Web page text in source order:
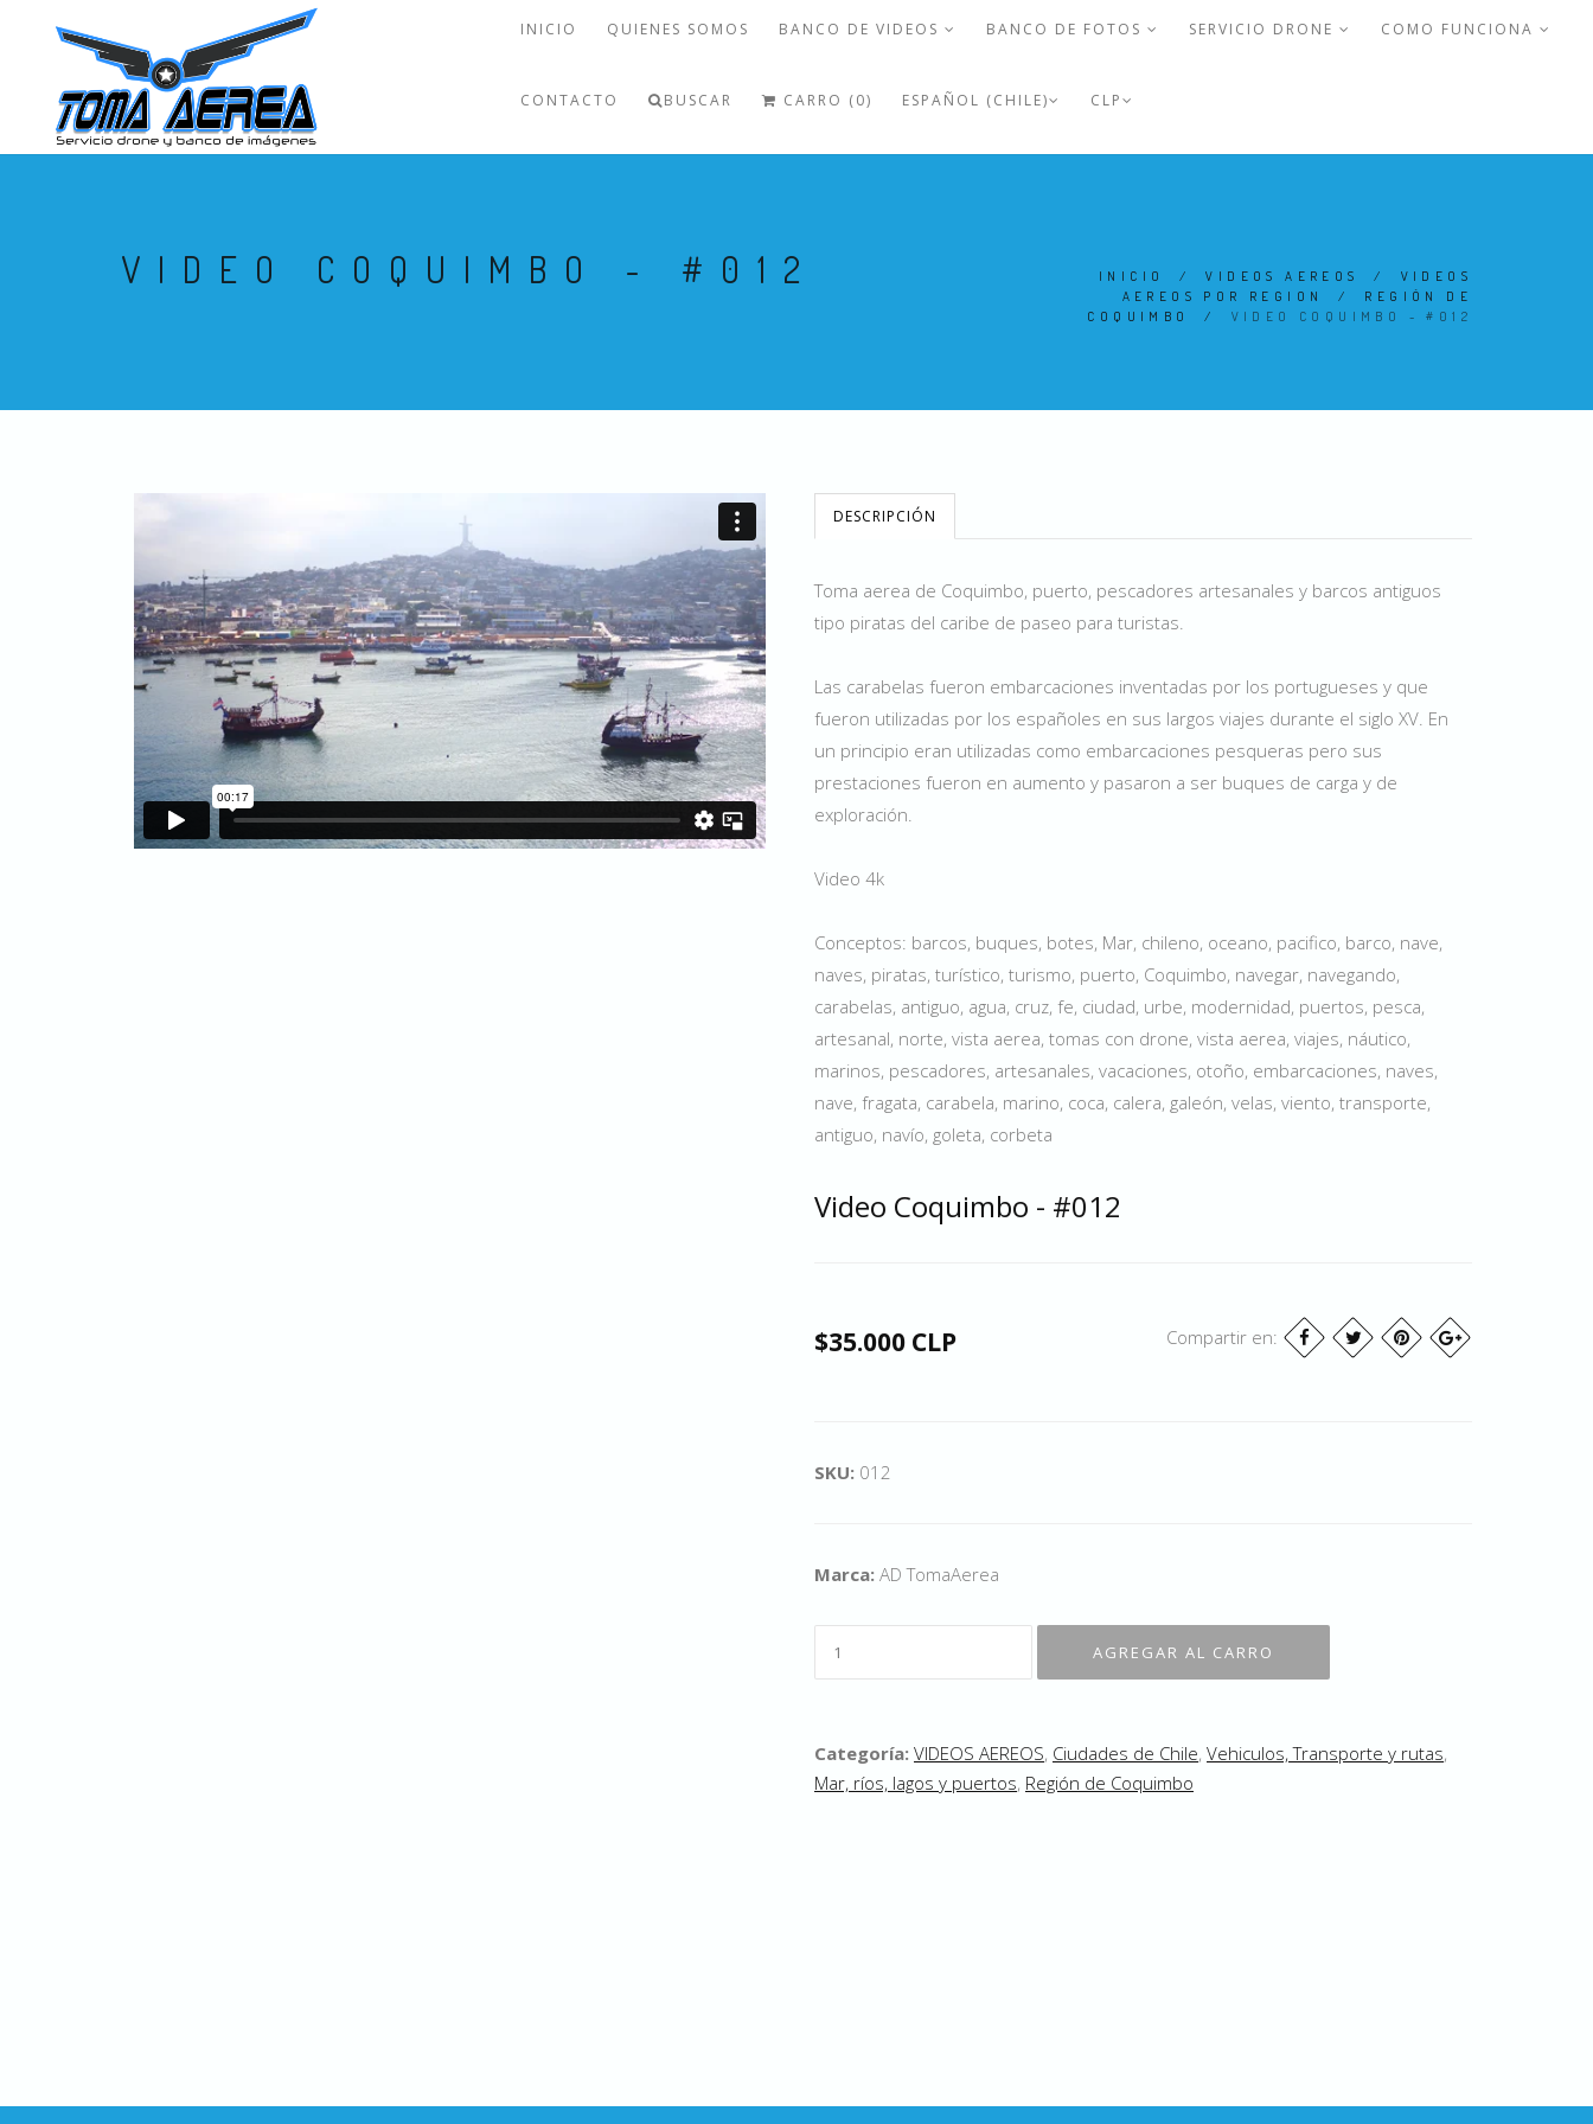
INICIO QUIENES SOMOS BANCO DE VIDEOS BANCO DE FOTOS SERVICIO DRONE COMO FUNCIONA
CONTACTO BUSCAR CARRO (0) ESPAÑOL (CHILE) CLP
VIDEO COQUIMBO - #012 INICIO /VIDEOS AEREOS / VIDEOS
AEREOS POR REGION
/ REGIÓN DE
COQUIMBO
/ VIDEO COQUIMBO - #012
DESCRIPCIÓN
Toma aerea de Coquimbo, puerto, pescadores artesanales y barcos antiguos
tipo piratas del caribe de paseo para turistas.
Las carabelas fueron embarcaciones inventadas por los portugueses y que
fueron utilizadas por los españoles en sus largos viajes durante el siglo XV. En
un principio eran utilizadas como embarcaciones pesqueras pero sus
prestaciones fueron en aumento y pasaron a ser buques de carga y de
exploración.
Video 4k
Conceptos: barcos, buques, botes, Mar, chileno, oceano, pacifico, barco, nave,
naves, piratas, turístico, turismo, puerto, Coquimbo, navegar, navegando,
carabelas, antiguo, agua, cruz, fe, ciudad, urbe, modernidad, puertos, pesca,
artesanal, norte, vista aerea, tomas con drone, vista aerea, viajes, náutico,
marinos, pescadores, artesanales, vacaciones, otoño, embarcaciones, naves,
nave, fragata, carabela, marino, coca, calera, galeón, velas, viento, transporte,
antiguo, navío, goleta, corbeta
Video Coquimbo - #012
$35.000 CLP Compartir en:
SKU: 012
Marca: AD TomaAerea
Categoría: VIDEOS AEREOS, Ciudades de Chile, Vehiculos, Transporte y rutas,
Mar, ríos, lagos y puertos, Región de Coquimbo